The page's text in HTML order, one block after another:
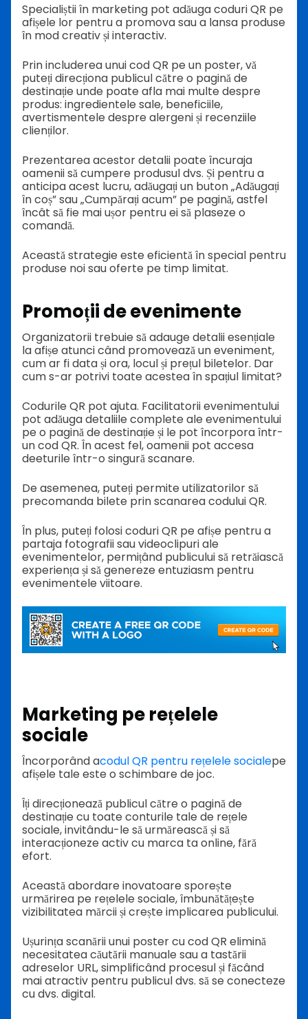
Specialiștii în marketing pot adăuga coduri QR pe
afișele lor pentru a promova sau a lansa produse
în mod creativ și interactiv.
Prin includerea unui cod QR pe un poster, vă
puteți direcționa publicul către o pagină de
destinație unde poate afla mai multe despre
produs: ingredientele sale, beneficiile,
avertismentele despre alergeni și recenziile
clienților.
Prezentarea acestor detalii poate încuraja
oamenii să cumpere produsul dvs. Și pentru a
anticipa acest lucru, adăugați un buton „Adăugați
în coș” sau „Cumpărați acum” pe pagină, astfel
încât să fie mai ușor pentru ei să plaseze o
comandă.
Această strategie este eficientă în special pentru
produse noi sau oferte pe timp limitat.
Promoții de evenimente
Organizatorii trebuie să adauge detalii esențiale
la afișe atunci când promovează un eveniment,
cum ar fi data și ora, locul și prețul biletelor. Dar
cum s-ar potrivi toate acestea în spațiul limitat?
Codurile QR pot ajuta. Facilitatorii evenimentului
pot adăuga detaliile complete ale evenimentului
pe o pagină de destinație și le pot încorpora într-
un cod QR. În acest fel, oamenii pot accesa
deeturile într-o singură scanare.
De asemenea, puteți permite utilizatorilor să
precomanda bilete prin scanarea codului QR.
În plus, puteți folosi coduri QR pe afișe pentru a
partaja fotografii sau videoclipuri ale
evenimentelor, permițând publicului să retrăiască
experiența și să genereze entuziasm pentru
evenimentele viitoare.
Marketing pe rețelele
sociale
Încorporând acodul QR pentru rețelele socialepe
afișele tale este o schimbare de joc.
Îți direcționează publicul către o pagină de
destinație cu toate conturile tale de rețele
sociale, invitându-le să urmărească și să
interacționeze activ cu marca ta online, fără
efort.
Această abordare inovatoare sporește
urmărirea pe rețelele sociale, îmbunătățește
vizibilitatea mărcii și crește implicarea publicului.
Ușurința scanării unui poster cu cod QR elimină
necesitatea căutării manuale sau a tastării
adreselor URL, simplificând procesul și făcând
mai atractiv pentru publicul dvs. să se conecteze
cu dvs. digital.